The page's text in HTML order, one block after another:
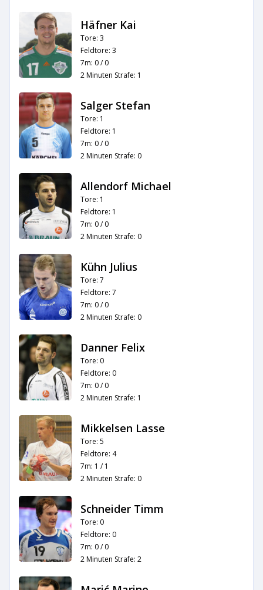
Häfner Kai
Tore: 3
Feldtore: 3
7m: 0 / 0
2 Minuten Strafe: 1
Salger Stefan
Tore: 1
Feldtore: 1
7m: 0 / 0
2 Minuten Strafe: 0
Allendorf Michael
Tore: 1
Feldtore: 1
7m: 0 / 0
2 Minuten Strafe: 0
Kühn Julius
Tore: 7
Feldtore: 7
7m: 0 / 0
2 Minuten Strafe: 0
Danner Felix
Tore: 0
Feldtore: 0
7m: 0 / 0
2 Minuten Strafe: 1
Mikkelsen Lasse
Tore: 5
Feldtore: 4
7m: 1 / 1
2 Minuten Strafe: 0
Schneider Timm
Tore: 0
Feldtore: 0
7m: 0 / 0
2 Minuten Strafe: 2